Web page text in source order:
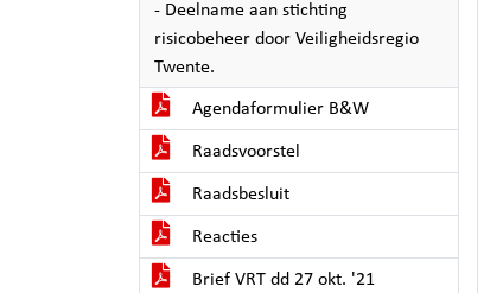
- Deelname aan stichting
risicobeheer door Veiligheidsregio
Twente.
Agendaformulier B&W
Raadsvoorstel
Raadsbesluit
Reacties
Brief VRT dd 27 okt. '21